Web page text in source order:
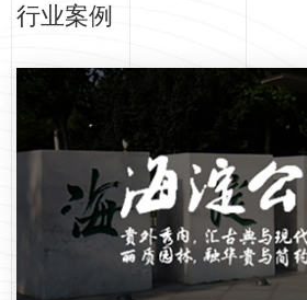
行业案例